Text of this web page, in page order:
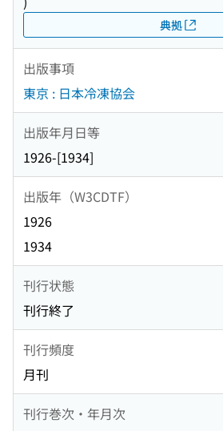
典拠
出版事項
東京 : 日本冷凍協会
出版年月日等
1926-[1934]
出版年（W3CDTF）
1926
1934
刊行状態
刊行終了
刊行頻度
月刊
刊行巻次・年月次